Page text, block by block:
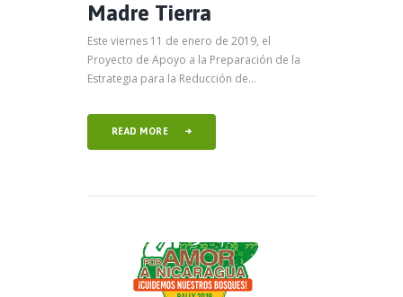
Madre Tierra
Este viernes 11 de enero de 2019, el
Proyecto de Apoyo a la Preparación de la
Estrategia para la Reducción de...
READ MORE